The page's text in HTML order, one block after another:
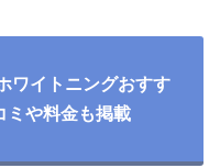
ワイトニングおすす
ミや料金も掲載